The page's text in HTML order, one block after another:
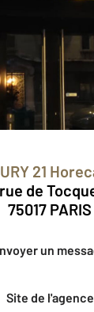
21
rue de
75017 PARIS
Envoyer un
Site de l'agence